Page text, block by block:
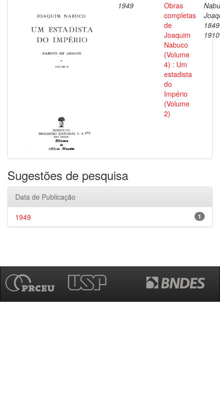
1949
Obras
completas
de
Joaquim
Nabuco
(Volume
4) : Um
estadista
do
Império
(Volume
2)
1910
Sugestões de pesquisa
Data de Publicação
1
1949